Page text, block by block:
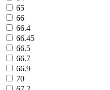
65
66
66.4
66.45
66.5
66.7
66.9
70